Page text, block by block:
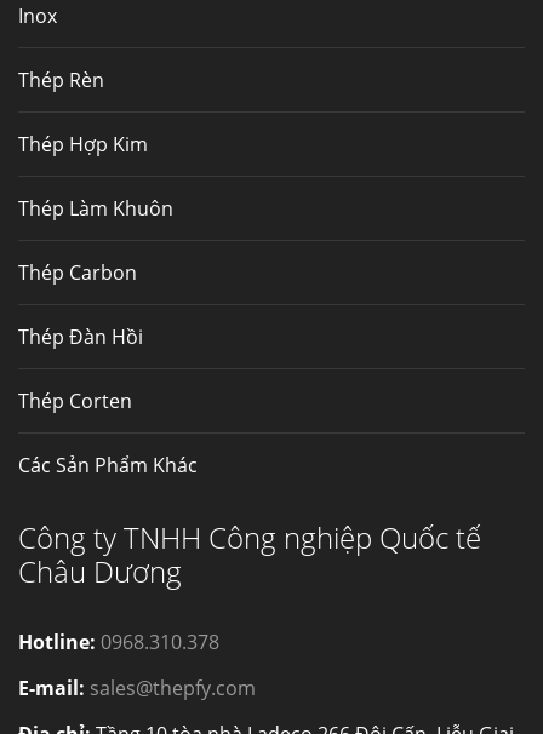
Thép Fengyang
Inox
Thép Rèn
Thép Hợp Kim
Thép Làm Khuôn
Thép Carbon
Thép Đàn Hồi
Thép Corten
Các Sản Phẩm Khác
Công ty TNHH Công nghiệp Quốc tế
Châu Dương
Hotline: 0968.310.378
E-mail: sales@thepfy.com